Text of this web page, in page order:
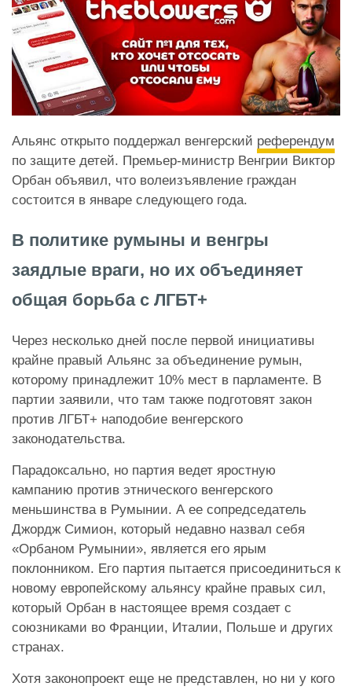
Альянс открыто поддержал венгерский референдум
по защите детей. Премьер-министр Венгрии Виктор
Орбан объявил, что волеизъявление граждан
состоится в январе следующего года.
В политике румыны и венгры
заядлые враги, но их объединяет
общая борьба с ЛГБТ+
Через несколько дней после первой инициативы
крайне правый Альянс за объединение румын,
которому принадлежит 10% мест в парламенте. В
партии заявили, что там также подготовят закон
против ЛГБТ+ наподобие венгерского
законодательства.
Парадоксально, но партия ведет яростную
кампанию против этнического венгерского
меньшинства в Румынии. А ее сопредседатель
Джордж Симион, который недавно назвал себя
«Орбаном Румынии», является его ярым
поклонником. Его партия пытается присоединиться к
новому европейскому альянсу крайне правых сил,
который Орбан в настоящее время создает с
союзниками во Франции, Италии, Польше и других
странах.
Хотя законопроект еще не представлен, но ни у кого